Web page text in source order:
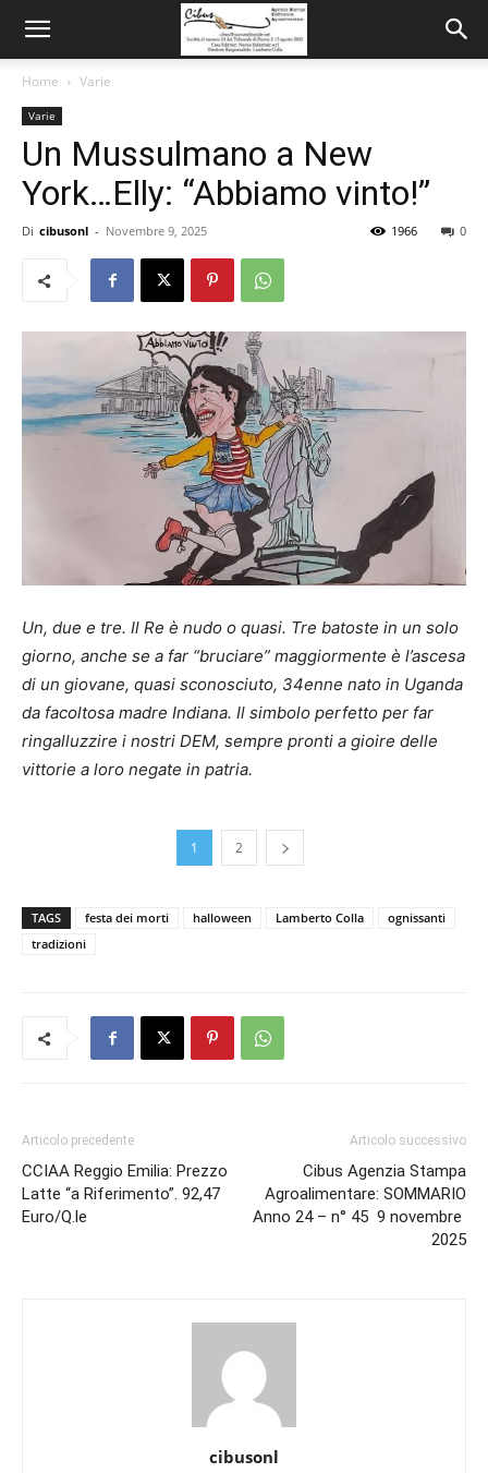
Home Varie
Varie
Un Mussulmano a New
York…Elly: “Abbiamo vinto!”
Di cibusonl - Novembre 9, 2025 0
1966
Un, due e tre. Il Re è nudo o quasi. Tre batoste in un solo
giorno, anche se a far “bruciare” maggiormente è l’ascesa
di un giovane, quasi sconosciuto, 34enne nato in Uganda
da facoltosa madre Indiana. Il simbolo perfetto per far
ringalluzzire i nostri DEM, sempre pronti a gioire delle
vittorie a loro negate in patria.
1 2
TAGS festa dei morti halloween Lamberto Colla
ognissanti
tradizioni
Articolo precedente
CCIAA Reggio Emilia: Prezzo
Latte “a Riferimento”. 92,47
Euro/Q.le
Articolo successivo
Cibus Agenzia Stampa
Agroalimentare: SOMMARIO
Anno 24 – n° 45 9 novembre
2025
cibusonl